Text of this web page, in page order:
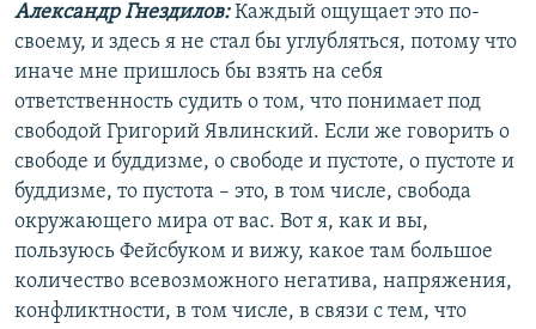
Александр Гнездилов:Каждый ощущает это по-
своему, и здесь я не стал бы углубляться, потому что
иначе мне пришлось бы взять на себя
ответственность судить о том, что понимает под
свободой Григорий Явлинский. Если же говорить о
свободе и буддизме, о свободе и пустоте, о пустоте и
буддизме, то пустота – это, в том числе, свобода
окружающего мира от вас. Вот я, как и вы,
пользуюсь Фейсбуком и вижу, какое там большое
количество всевозможного негатива, напряжения,
конфликтности, в том числе, в связи с тем, что